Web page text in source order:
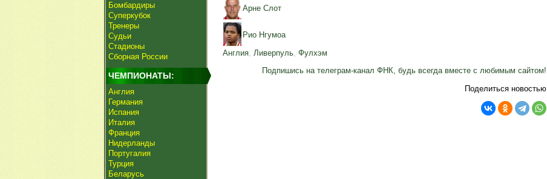
Бомбардиры
Суперкубок
Тренеры
Судьи
Стадионы
Сборная России
ЧЕМПИОНАТЫ:
Англия
Германия
Испания
Италия
Франция
Нидерланды
Португалия
Турция
Беларусь
Арне Слот
Рио Нгумоа
Англия, Ливерпуль, Фулхэм
Подпишись на телеграм-канал ФНК, будь всегда вместе с любимым сайтом!
Поделиться новостью